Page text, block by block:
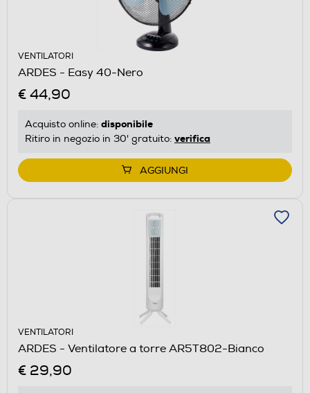
VENTILATORI
ARDES - Easy 40-Nero
€ 44,90
Acquisto online: disponibile
Ritiro in negozio in 30' gratuito: verifica
AGGIUNGI
VENTILATORI
ARDES - Ventilatore a torre AR5T802-Bianco
€ 29,90